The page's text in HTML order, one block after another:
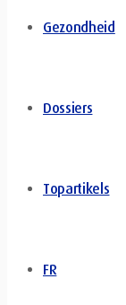
Gezondheid
Dossiers
Topartikels
FR